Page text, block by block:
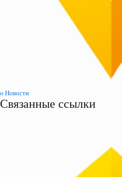
o Новости
Связанные ссылки